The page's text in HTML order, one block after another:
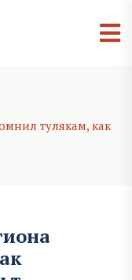
тулякам, как